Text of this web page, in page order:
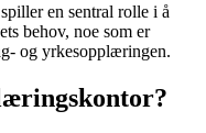
en sentral rolle i å
behov, noe som er
og yrkesopplæringen.